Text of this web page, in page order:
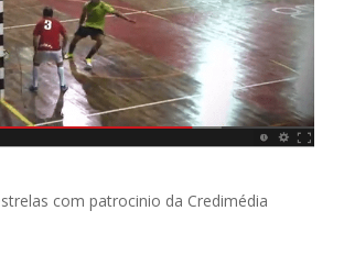
com patrocinio da Credimédia